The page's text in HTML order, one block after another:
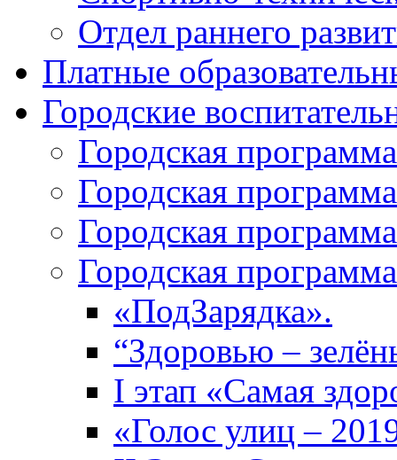
Отдел раннего
Платные
Городские
Городская
Городская
Городская
Городская
«ПодЗарядка».
“Здоровью –
I этап «Самая
«Голос улиц –